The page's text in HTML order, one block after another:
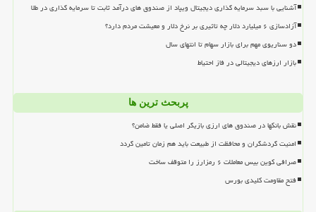
آشنایی با سبد سرمایه گذاری دیجیتال ویپاد از صندوق های درآمد ثابت تا سرمایه گذاری در طلا
آزادسازی ۶ میلیارد دلار چه تاثیری بر نرخ دلار و معیشت مردم دارد؟
دو سناریوی مهم برای بازار سهام تا انتهای سال
بازار ارزهای دیجیتالی در فاز احتیاط
پربحث ترین ها
نقش بانکها در صندوق های ارزی بازیگر اصلی یا فقط ضامن؟
امنیت گردشگران و محافظت از طبیعت باید هم زمان تامین گردد
صرافی کوین بیس معاملات ۶ رمزارز را متوقف ساخت
فتح مقاومت کلیدی بورس